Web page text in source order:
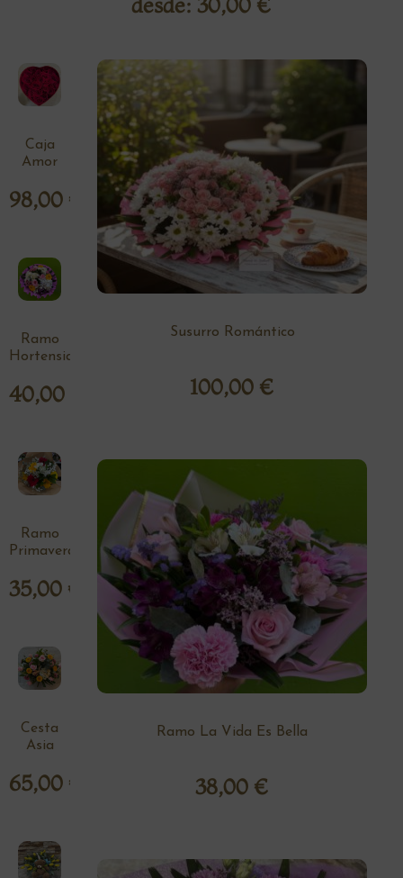
Susurro Romántico
100,00 €
Caja
Amor
98,00 €
Ramo La Vida Es Bella
38,00 €
Ramo
Hortensia
40,00
Ramo
Primavera
35,00 €
Cesta
Asia
65,00 €